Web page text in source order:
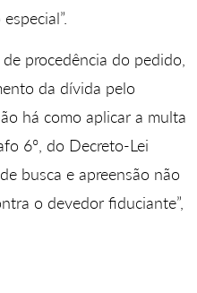
procedência do pedido,
da dívida pelo
há como aplicar a multa
6º, do Decreto-Lei
busca e apreensão não
o devedor fiduciante”,